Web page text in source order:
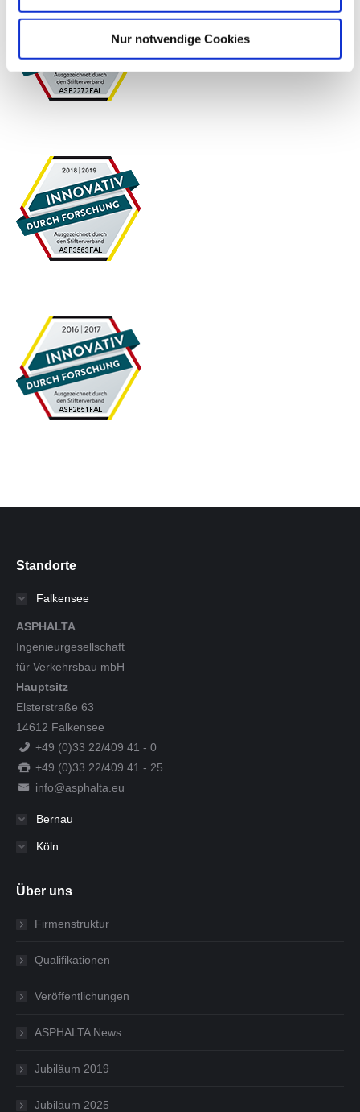
Nur notwendige Cookies
Standorte
Falkensee
ASPHALTA
Ingenieurgesellschaft
für Verkehrsbau mbH
Hauptsitz
Elsterstraße 63
14612 Falkensee
+49 (0)33 22/409 41 - 0
+49 (0)33 22/409 41 - 25
info@asphalta.eu
Bernau
Köln
Über uns
Firmenstruktur
Qualifikationen
Veröffentlichungen
ASPHALTA News
Jubiläum 2019
Jubiläum 2025